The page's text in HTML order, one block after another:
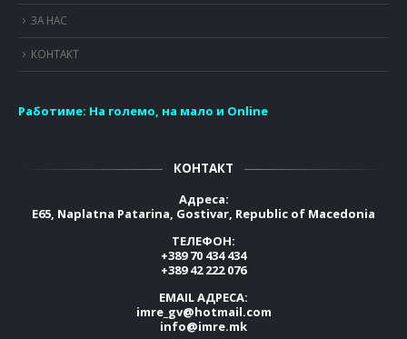
ЗА НАС
КОНТАКТ
Работиме: На големо, на мало и Online
КОНТАКТ
Адреса:
E65, Naplatna Patarina, Gostivar, Republic of Macedonia
ТЕЛЕФОН:
+389 70 434 434
+389 42 222 076
EMAIL АДРЕСА:
imre_gv@hotmail.com
info@imre.mk